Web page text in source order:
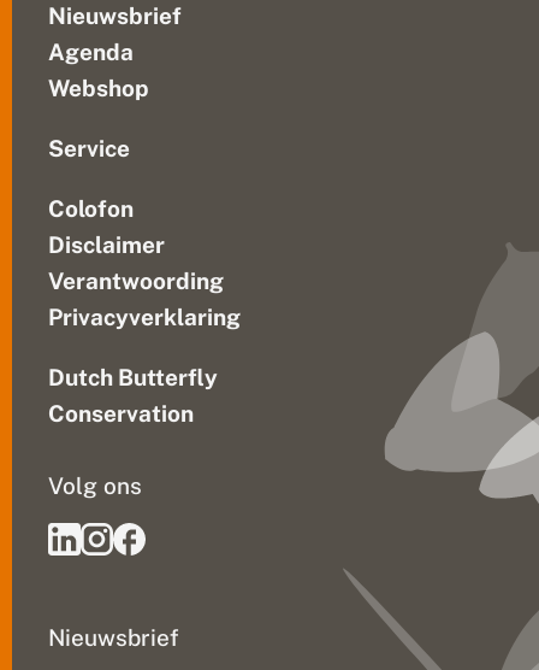
Nieuwsbrief
Agenda
Webshop
Service
Colofon
Disclaimer
Verantwoording
Privacyverklaring
Dutch Butterfly
Conservation
Nieuwsbrief
Volg ons